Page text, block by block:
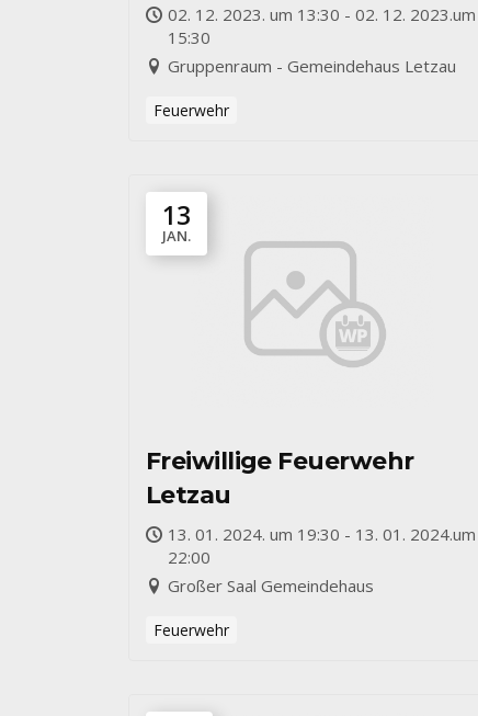
02. 12. 2023. um 13:30 - 02. 12. 2023.um
15:30
Gruppenraum - Gemeindehaus Letzau
Feuerwehr
13
JAN.
Freiwillige Feuerwehr
Letzau
13. 01. 2024. um 19:30 - 13. 01. 2024.um
22:00
Großer Saal Gemeindehaus
Feuerwehr